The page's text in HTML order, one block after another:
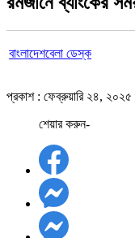
বাংলাদেশবেলা ডেস্ক
প্রকাশ : ফেব্রুয়ারি ২৪,
শেয়ার করুন-